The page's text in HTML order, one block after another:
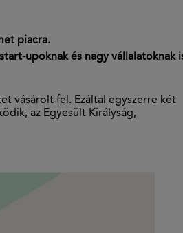
piacra.
upoknak és nagy vállalatoknak
vásárolt fel. Ezáltal egyszerre két
az Egyesült Királyság,